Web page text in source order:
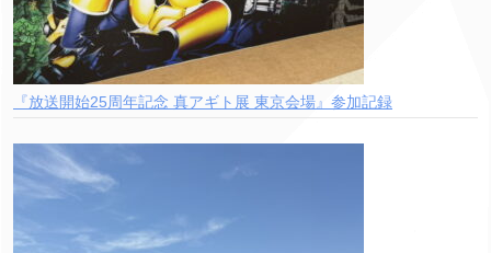
『放送開始25周年記念 真アギト展 東京会場』参加記録